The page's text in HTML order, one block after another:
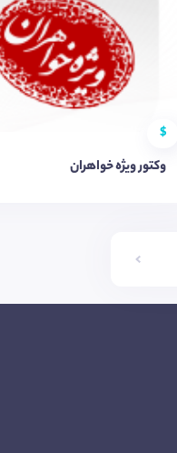
$
وکتور ویژه خواهران